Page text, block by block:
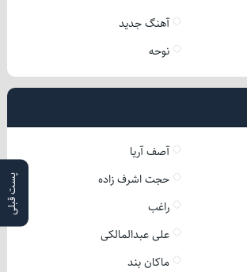
پست قبلی
آهنگ جدید
نوحه
آصف آریا
حجت اشرف زاده
راغب
علی عبدالمالکی
ماکان بند